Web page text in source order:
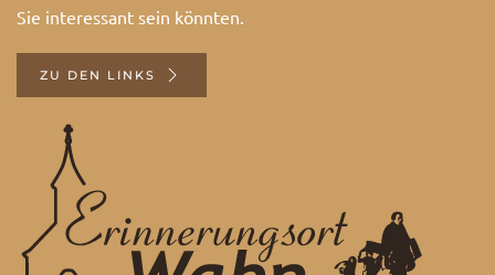
Sie interessant sein könnten.
ZU DEN LINKS